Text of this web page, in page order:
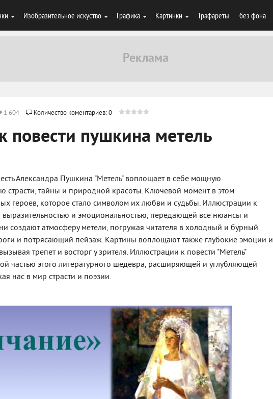
Изобразительное искуство Графика Картинки Трафареты без фона
1 604 Количество коментариев: 0
повести пушкина метель
Александра Пушкина "Метель" воплощает в себе мощную
страсти, тайны и природной красоты. Ключевой момент в этом
героев, которое стало символом их любви и судьбы. Иллюстрации к
выразительностью и эмоциональностью, передающей все нюансы и
создают атмосферу метели, погружая читателя в холодный и бурный
и потрясающий пейзаж. Картины воплощают также глубокие эмоции и
трепет и восторг у зрителя. Иллюстрации к повести "Метель"
частью этого литературного шедевра, расширяющей и углубляющей
нас в мир страсти и поэзии.